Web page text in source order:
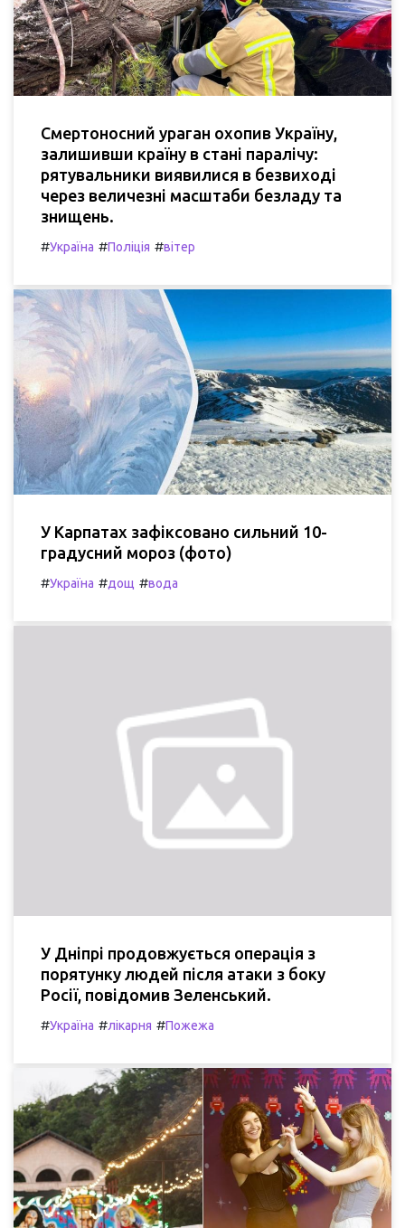
Смертоносний ураган охопив Україну,
залишивши країну в стані паралічу:
рятувальники виявилися в безвиході
через величезні масштаби безладу та
знищень.
#Україна #Поліція #вітер
У Карпатах зафіксовано сильний 10-
градусний мороз (фото)
#Україна #дощ #вода
У Дніпрі продовжується операція з
порятунку людей після атаки з боку
Росії, повідомив Зеленський.
#Україна #лікарня #Пожежа